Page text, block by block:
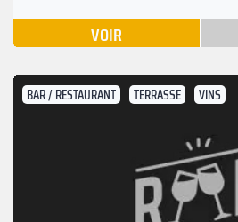
VOIR
BAR / RESTAURANT TERRASSE VINS